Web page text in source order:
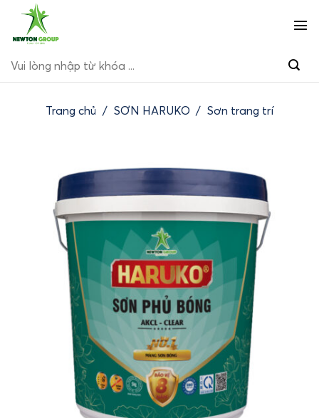
dung
Trang chủ / SƠN HARUKO / Sơn trang trí